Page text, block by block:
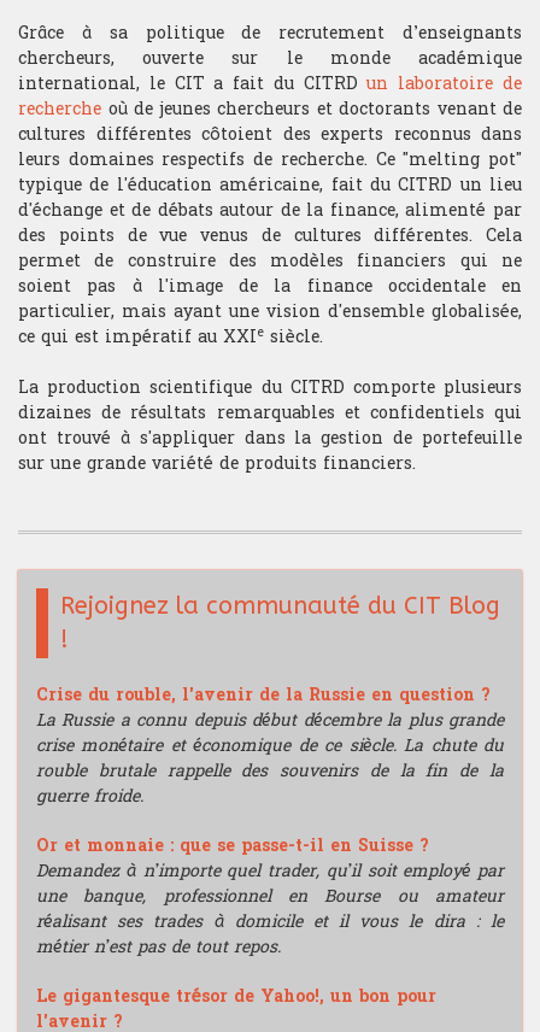
Stratégie du trader
Compétition et challenge au CIT USA
RECHERCHE
Departement
Hardware & Finance
Optimisation de portfolio
Trading HF
Grâce à sa politique de recrutement d’enseignants
chercheurs, ouverte sur le monde académique
international, le CIT a fait du CITRDun laboratoire de
recherche où de jeunes chercheurs et doctorants venant de
cultures différentes côtoient des experts reconnus dans
leurs domaines respectifs de recherche. Ce "melting pot"
typique de l'éducation américaine, fait du CITRD un lieu
d'échange et de débats autour de la finance, alimenté par
des points de vue venus de cultures différentes. Cela
permet de construire des modèles financiers qui ne
soient pas à l'image de la finance occidentale en
particulier, mais ayant une vision d'ensemble globalisée,
ce qui est impératif au XXIe siècle.
La production scientifique du CITRD comporte plusieurs
dizaines de résultats remarquables et confidentiels qui
ont trouvé à s'appliquer dans la gestion de portefeuille
sur une grande variété de produits financiers.
Rejoignez la communauté du CIT Blog
!
Crise du rouble, l'avenir de la Russie en question ?
La Russie a connu depuis début décembre la plus grande
crise monétaire et économique de ce siècle. La chute du
rouble brutale rappelle des souvenirs de la fin de la
guerre froide.
Or et monnaie : que se passe-t-il en Suisse ?
Demandez à n’importe quel trader, qu’il soit employé par
une banque, professionnel en Bourse ou amateur
réalisant ses trades à domicile et il vous le dira : le
métier n’est pas de tout repos.
Le gigantesque trésor de Yahoo!, un bon pour
l'avenir ?